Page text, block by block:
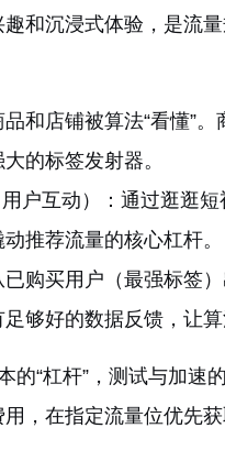
和沉浸式体验，是流
和店铺被算法“看懂”
的标签发射器。
户互动）：通过逛逛
推荐流量的核心杠杆。
购买用户（最强标签
够好的数据反馈，让
的“杠杆”，测试与加速
，在指定流量位优先